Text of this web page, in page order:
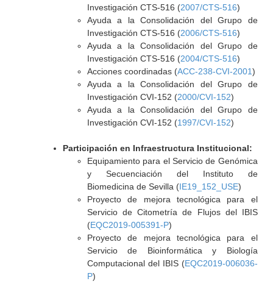
Investigación CTS-516 (2007/CTS-516)
Ayuda a la Consolidación del Grupo de
Investigación CTS-516 (2006/CTS-516)
Ayuda a la Consolidación del Grupo de
Investigación CTS-516 (2004/CTS-516)
Acciones coordinadas (ACC-238-CVI-2001)
Ayuda a la Consolidación del Grupo de
Investigación CVI-152 (2000/CVI-152)
Ayuda a la Consolidación del Grupo de
Investigación CVI-152 (1997/CVI-152)
Participación en Infraestructura Institucional:
Equipamiento para el Servicio de Genómica
y Secuenciación del Instituto de
Biomedicina de Sevilla (IE19_152_USE)
Proyecto de mejora tecnológica para el
Servicio de Citometría de Flujos del IBIS
(EQC2019-005391-P)
Proyecto de mejora tecnológica para el
Servicio de Bioinformática y Biología
Computacional del IBIS (EQC2019-006036-
P)